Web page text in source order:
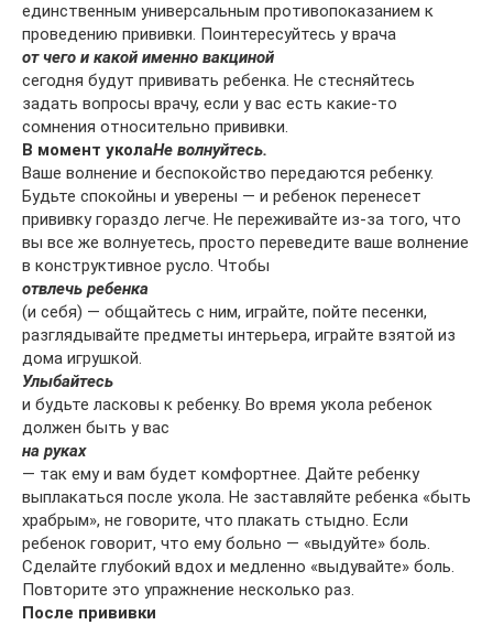
единственным универсальным противопоказанием к
проведению прививки. Поинтересуйтесь у врача
от чего и какой именно вакциной
сегодня будут прививать ребенка. Не стесняйтесь
задать вопросы врачу, если у вас есть какие-то
сомнения относительно прививки.
В момент уколаНе волнуйтесь.
Ваше волнение и беспокойство передаются ребенку.
Будьте спокойны и уверены — и ребенок перенесет
прививку гораздо легче. Не переживайте из-за того, что
вы все же волнуетесь, просто переведите ваше волнение
в конструктивное русло. Чтобы
отвлечь ребенка
(и себя) — общайтесь с ним, играйте, пойте песенки,
разглядывайте предметы интерьера, играйте взятой из
дома игрушкой.
Улыбайтесь
и будьте ласковы к ребенку. Во время укола ребенок
должен быть у вас
на руках
— так ему и вам будет комфортнее. Дайте ребенку
выплакаться после укола. Не заставляйте ребенка «быть
храбрым», не говорите, что плакать стыдно. Если
ребенок говорит, что ему больно — «выдуйте» боль.
Сделайте глубокий вдох и медленно «выдувайте» боль.
Повторите это упражнение несколько раз.
После прививки